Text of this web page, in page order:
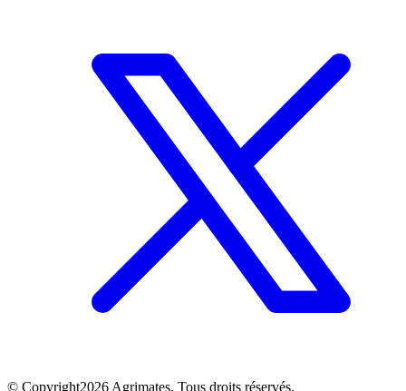
© Copyright2026 Agrimates. Tous droits réservés.